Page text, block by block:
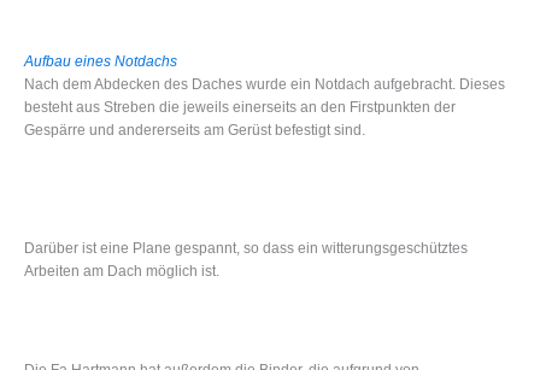
Aufbau eines Notdachs
Nach dem Abdecken des Daches wurde ein Notdach aufgebracht. Dieses
besteht aus Streben die jeweils einerseits an den Firstpunkten der
Gespärre und andererseits am Gerüst befestigt sind.
Darüber ist eine Plane gespannt, so dass ein witterungsgeschütztes
Arbeiten am Dach möglich ist.